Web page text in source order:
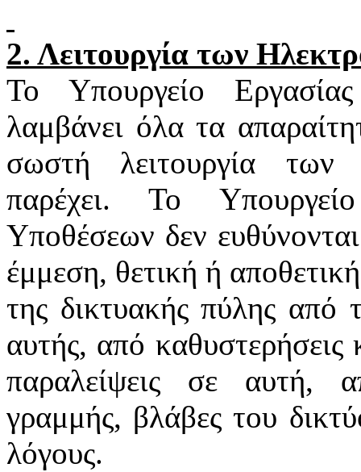
2. Λειτουργία των
Το Υπουργείο
λαμβάνει όλα τα
σωστή λειτουργία των
παρέχει. Το
Υποθέσεων δεν
έμμεση, θετική ή
της δικτυακής πύλης
αυτής, από
παραλείψεις σε αυτή,
γραμμής, βλάβες του
λόγους.